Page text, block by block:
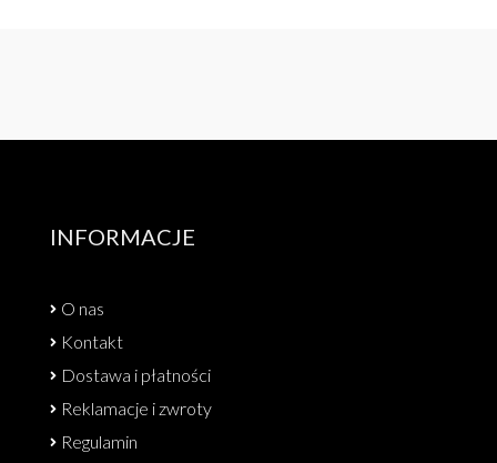
INFORMACJE
O nas
Kontakt
Dostawa i płatności
Reklamacje i zwroty
Regulamin